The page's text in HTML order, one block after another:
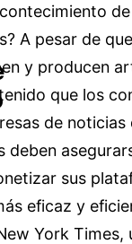
de Redacción a
de vídeos
de documentos
de audio
de imágenes
Policiales
Frecuentes
A pesar de
y producen
que los
de noticias
deben
sus
eficaz y
York Times,